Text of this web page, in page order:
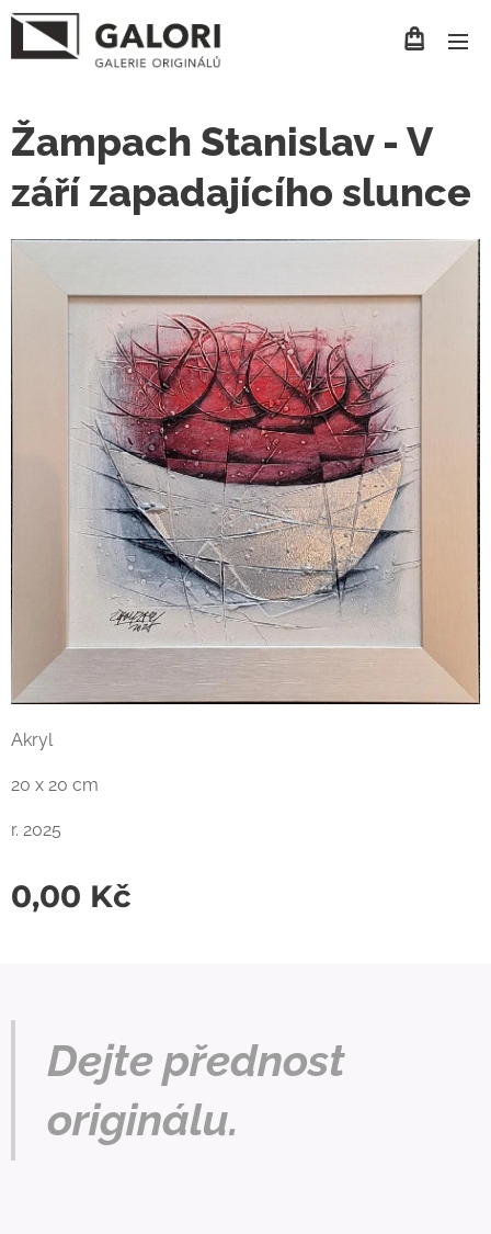
Žampach Stanislav - V
září zapadajícího slunce
Akryl
20 x 20 cm
r. 2025
0,00 Kč
Dejte přednost
originálu.